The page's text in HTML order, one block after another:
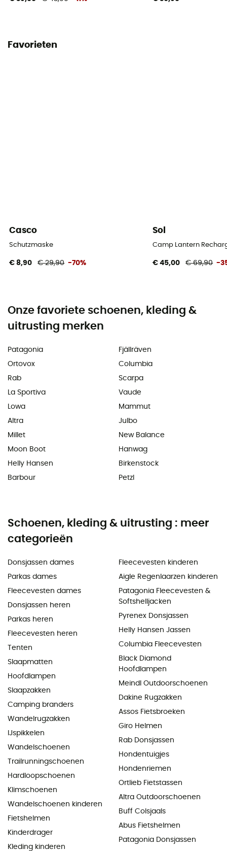
Favorieten
Casco
Schutzmaske
€ 8,90 € 29,90 -70%
Sol
Camp Lantern
€ 45,00 € 69,90 -
Onze favoriete schoenen, kleding &
uitrusting merken
Patagonia
Ortovox
Rab
La Sportiva
Lowa
Altra
Millet
Moon Boot
Helly Hansen
Barbour
Fjällräven
Columbia
Scarpa
Vaude
Mammut
Julbo
New Balance
Hanwag
Birkenstock
Petzl
Schoenen, kleding & uitrusting : meer
categorieën
Donsjassen dames
Parkas dames
Fleecevesten dames
Donsjassen heren
Parkas heren
Fleecevesten heren
Tenten
Slaapmatten
Hoofdlampen
Slaapzakken
Camping branders
Wandelrugzakken
IJspikkelen
Wandelschoenen
Trailrunningschoenen
Hardloopschoenen
Klimschoenen
Wandelschoenen kinderen
Fietshelmen
Kinderdrager
Kleding kinderen
Fleecevesten kinderen
Aigle Regenlaarzen kinderen
Patagonia Fleecevesten &
Softshelljacken
Pyrenex Donsjassen
Helly Hansen Jassen
Columbia Fleecevesten
Black Diamond
Hoofdlampen
Meindl Outdoorschoenen
Dakine Rugzakken
Assos Fietsbroeken
Giro Helmen
Rab Donsjassen
Hondentuigjes
Hondenriemen
Ortlieb Fietstassen
Altra Outdoorschoenen
Buff Colsjaals
Abus Fietshelmen
Patagonia Donsjassen